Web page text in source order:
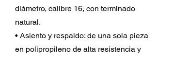
diámetro, calibre 16, con terminado
natural.
• Asiento y respaldo: de una sola pieza
en polipropileno de alta resistencia y